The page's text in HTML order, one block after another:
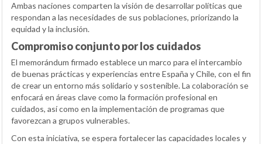
Ambas naciones comparten la visión de desarrollar políticas que
respondan a las necesidades de sus poblaciones, priorizando la
equidad y la inclusión.
Compromiso conjunto por los cuidados
El memorándum firmado establece un marco para el intercambio
de buenas prácticas y experiencias entre España y Chile, con el fin
de crear un entorno más solidario y sostenible. La colaboración se
enfocará en áreas clave como la formación profesional en
cuidados, así como en la implementación de programas que
favorezcan a grupos vulnerables.
Con esta iniciativa, se espera fortalecer las capacidades locales y